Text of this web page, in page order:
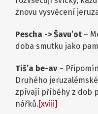
znovu vysvěcení
Pescha -> Šavu’ot –
doba smutku jako
Tiš’a be-av–
Druhého
zpívají příběhy z dob
nářků.[xviii]